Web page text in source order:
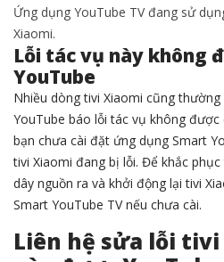
Ứng dụng YouTube TV đang sử
Xiaomi.
Lỗi tác vụ này không
YouTube
Nhiều dòng tivi Xiaomi cũng
YouTube báo lỗi tác vụ không được
bạn chưa cài đặt ứng dụng Smart
tivi Xiaomi đang bị lỗi. Để khắc
dây nguồn ra và khởi động lại tivi
Smart YouTube TV nếu chưa cài.
Liên hệ sửa lỗi